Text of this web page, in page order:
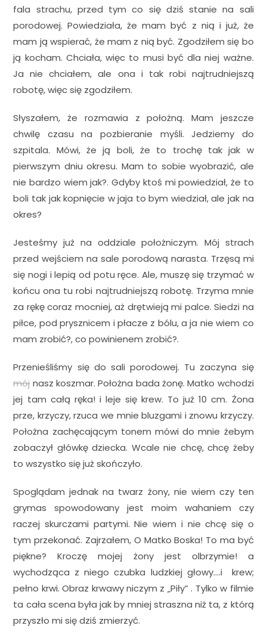
fala strachu, przed tym co się dziś stanie na sali
porodowej. Powiedziała, że mam być z nią i już, że
mam ją wspierać, że mam z nią być. Zgodziłem się bo
ją kocham. Chciała, więc to musi być dla niej ważne.
Ja nie chciałem, ale ona i tak robi najtrudniejszą
robotę, więc się zgodziłem.
Słyszałem, że rozmawia z położną. Mam jeszcze
chwilę czasu na pozbieranie myśli. Jedziemy do
szpitala. Mówi, że ją boli, że to trochę tak jak w
pierwszym dniu okresu. Mam to sobie wyobrazić, ale
nie bardzo wiem jak?. Gdyby ktoś mi powiedział, że to
boli tak jak kopnięcie w jaja to bym wiedział, ale jak na
okres?
Jesteśmy już na oddziale położniczym. Mój strach
przed wejściem na sale porodową narasta. Trzęsą mi
się nogi i lepią od potu ręce. Ale, muszę się trzymać w
końcu ona tu robi najtrudniejszą robotę. Trzyma mnie
za rękę coraz mocniej, aż drętwieją mi palce. Siedzi na
piłce, pod prysznicem i płacze z bólu, a ja nie wiem co
mam zrobić?, co powinienem zrobić?.
Przenieśliśmy się do sali porodowej. Tu zaczyna się
mójnasz koszmar. Położna bada żonę. Matko wchodzi
jej tam całą ręka! i leje się krew. To już 10 cm. Żona
prze, krzyczy, rzuca we mnie bluzgami i znowu krzyczy.
Położna zachęcającym tonem mówi do mnie żebym
zobaczył główkę dziecka. Wcale nie chcę, chcę żeby
to wszystko się już skończyło.
Spoglądam jednak na twarz żony, nie wiem czy ten
grymas spowodowany jest moim wahaniem czy
raczej skurczami partymi. Nie wiem i nie chcę się o
tym przekonać. Zajrzałem, O Matko Boska! To ma być
piękne? Kroczę mojej żony jest olbrzymie! a
wychodząca z niego czubka ludzkiej głowy….i krew;
pełno krwi. Obraz krwawy niczym z „Piły” . Tylko w filmie
ta cała scena była jak by mniej straszna niż ta, z którą
przyszło mi się dziś zmierzyć.